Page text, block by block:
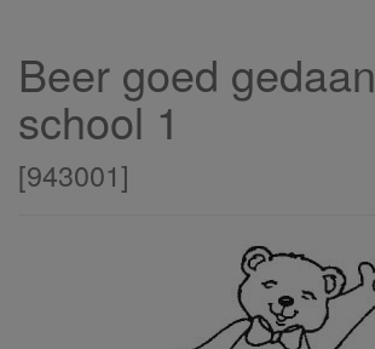
Beer goed gedaan
school 1
[943001]